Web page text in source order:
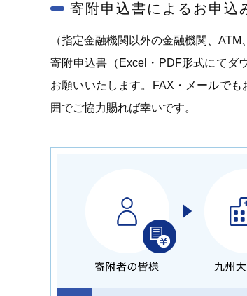
寄附申込書によるお申込
（指定金融機関以外の金融機関、ATM
寄附申込書（Excel・PDF形式にてダ
お願いいたします。FAX・メールで
囲でご協力賜れば幸いです。